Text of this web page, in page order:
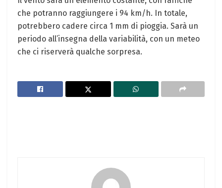
che potranno raggiungere i 94 km/h. In totale,
potrebbero cadere circa 1 mm di pioggia. Sarà un
periodo all’insegna della variabilità, con un meteo
che ci riserverà qualche sorpresa.